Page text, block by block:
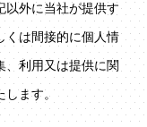
以外に当社が提供す
くは間接的に個人情
、利用又は提供に関
します。